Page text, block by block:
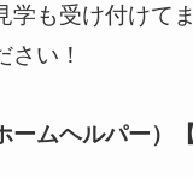
学も受け付けて
さい！
ームヘルパー）【